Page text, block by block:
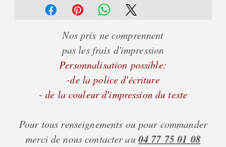
- de 100 = 2.15€
e 100 = 2.00€
Nos prix ne comprennent
pas les frais d'impression
Personnalisation possible:
-de la police d'écriture
- de la couleur d'impression du texte
Pour tous renseignements ou pour commander
merci de nous contacter au 04 77 75 01 08